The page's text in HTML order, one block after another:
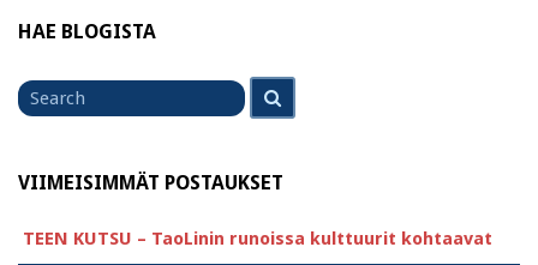
HAE BLOGISTA
Search
for
VIIMEISIMMÄT POSTAUKSET
TEEN KUTSU – TaoLinin runoissa kulttuurit kohtaavat